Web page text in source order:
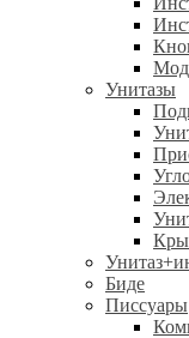
Унитазы
Биде
Писсуары